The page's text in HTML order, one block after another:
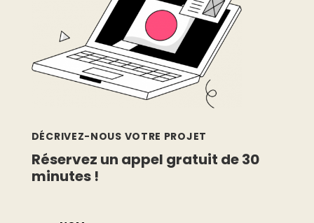
DÉCRIVEZ-NOUS VOTRE PROJET
Réservez un appel gratuit de 30
minutes !